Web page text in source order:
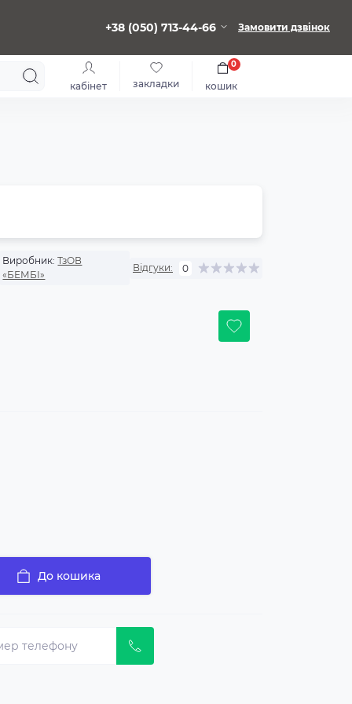
+38 (050) 713-44-66 Замовити дзвінок
кабінет закладки кошик
0
Виробник: ТзОВ
«БЕМБІ»
Відгуки: 0
До кошика